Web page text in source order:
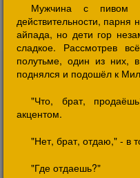
Мужчина с пивом
действительности, парня
айпада, но дети гор
сладкое. Рассмотрев
полутьме, один из них,
поднялся и подошёл к
"Что, брат,
акцентом.
"Нет, брат, отдаю," - в
"Где отдаешь?"